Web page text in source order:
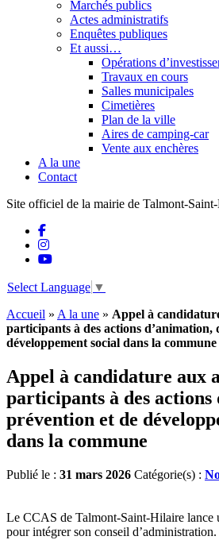
Marchés publics
Actes administratifs
Enquêtes publiques
Et aussi…
Opérations
Travaux en cours
Salles municipales
Cimetières
Plan de la ville
Aires de camping-car
Vente aux enchères
A la une
Contact
Site officiel de la mairie de Talmont-
Select Language ▼
Accueil » A la une » Appel à
participants à des actions d’animation,
développement social dans la commune
Appel à candidature aux
participants à des actions
prévention et de
dans la commune
Publié le : 31 mars 2026 Catégorie(s) :
Le CCAS de Talmont-Saint-Hilaire lance
pour intégrer son conseil d’administration.